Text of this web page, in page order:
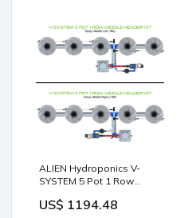
ALIEN Hydroponics V-
SYSTEM 5 Pot 1 Row
Houseplants
US$ 1194.48